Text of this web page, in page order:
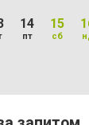
14
пт
15
сб